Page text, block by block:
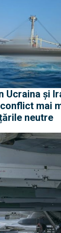
Ucraina și
mai
neutre